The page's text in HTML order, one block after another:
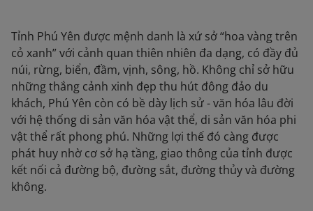
Tỉnh Phú Yên được mệnh danh là xứ sở “hoa vàng trên
cỏ xanh” với cảnh quan thiên nhiên đa dạng, có đầy đủ
núi, rừng, biển, đầm, vịnh, sông, hồ. Không chỉ sở hữu
những thắng cảnh xinh đẹp thu hút đông đảo du
khách, Phú Yên còn có bề dày lịch sử - văn hóa lâu đời
với hệ thống di sản văn hóa vật thể, di sản văn hóa phi
vật thể rất phong phú. Những lợi thế đó càng được
phát huy nhờ cơ sở hạ tầng, giao thông của tỉnh được
kết nối cả đường bộ, đường sắt, đường thủy và đường
không.